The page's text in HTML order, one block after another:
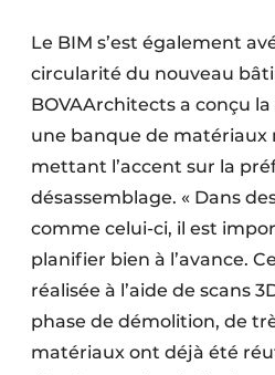
Le BIM s’est également
circularité du nouveau
BOVAArchitects a conçu
une banque de matériaux
mettant l’accent sur la
désassemblage. « Dans
comme celui-ci, il est
planifier bien à l’avance.
réalisée à l’aide de scans
phase de démolition, de
matériaux ont déjà été